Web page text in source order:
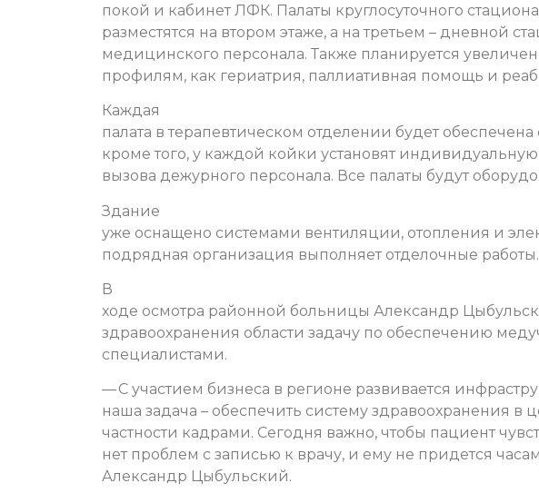
покой и кабинет ЛФК. Палаты круглосуточного
разместятся на втором этаже, а на третьем – дневной
медицинского персонала. Также планируется
профилям, как гериатрия, паллиативная помощь и
Каждая
палата в терапевтическом отделении будет
кроме того, у каждой койки установят
вызова дежурного персонала. Все палаты будут
Здание
уже оснащено системами вентиляции, отопления и
подрядная организация выполняет отделочные работы.
В
ходе осмотра районной больницы Александр
здравоохранения области задачу по обеспечению
специалистами.
— С участием бизнеса в регионе развивается
наша задача – обеспечить систему здравоохранения в
частности кадрами. Сегодня важно, чтобы пациент
нет проблем с записью к врачу, и ему не придется
Александр Цыбульский.